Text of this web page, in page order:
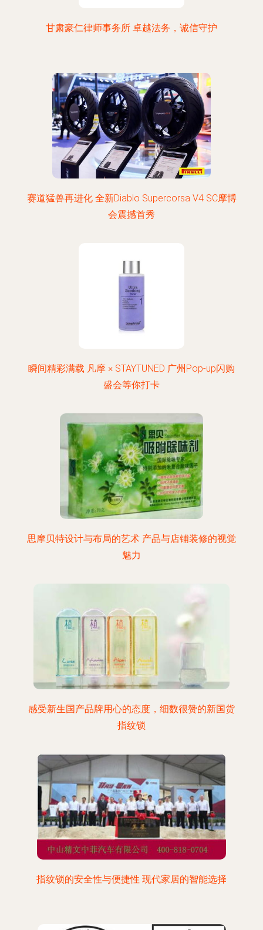
甘肃豪仁律师事务所 卓越法务，诚信守护
赛道猛兽再进化 全新Diablo Supercorsa V4 SC摩博
会震撼首秀
瞬间精彩满载 凡摩 × STAYTUNED 广州Pop-up闪购
盛会等你打卡
思摩贝特设计与布局的艺术 产品与店铺装修的视觉
魅力
感受新生国产品牌用心的态度，细数很赞的新国货
指纹锁
指纹锁的安全性与便捷性 现代家居的智能选择